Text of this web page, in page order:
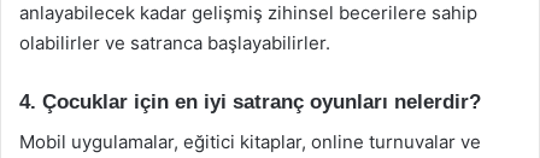
anlayabilecek kadar gelişmiş zihinsel becerilere sahip
olabilirler ve satranca başlayabilirler.
4. Çocuklar için en iyi satranç oyunları nelerdir?
Mobil uygulamalar, eğitici kitaplar, online turnuvalar ve